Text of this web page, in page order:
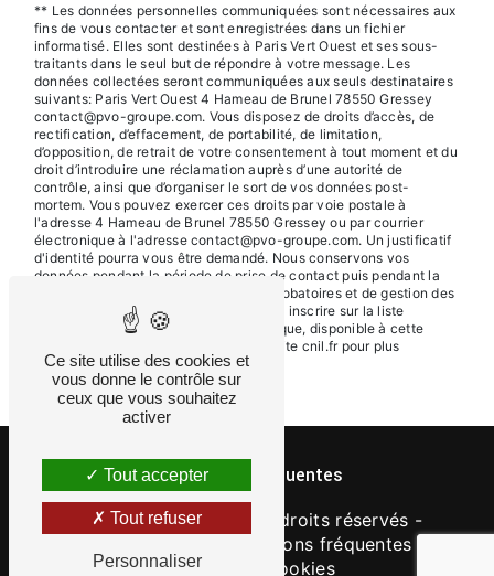
** Les données personnelles communiquées sont nécessaires aux
fins de vous contacter et sont enregistrées dans un fichier
informatisé. Elles sont destinées à Paris Vert Ouest et ses sous-
traitants dans le seul but de répondre à votre message. Les
données collectées seront communiquées aux seuls destinataires
suivants: Paris Vert Ouest 4 Hameau de Brunel 78550 Gressey
contact@pvo-groupe.com. Vous disposez de droits d’accès, de
rectification, d’effacement, de portabilité, de limitation,
d’opposition, de retrait de votre consentement à tout moment et du
droit d’introduire une réclamation auprès d’une autorité de
contrôle, ainsi que d’organiser le sort de vos données post-
mortem. Vous pouvez exercer ces droits par voie postale à
l'adresse 4 Hameau de Brunel 78550 Gressey ou par courrier
électronique à l'adresse contact@pvo-groupe.com. Un justificatif
d'identité pourra vous être demandé. Nous conservons vos
données pendant la période de prise de contact puis pendant la
durée de prescription légale aux fins probatoires et de gestion des
contentieux. Vous avez le droit de vous inscrire sur la liste
d'opposition au démarchage téléphonique, disponible à cette
. Consultez le site cnil.fr pour plus
d’informations sur vos droits.
Recherches fréquentes
Vistalid - 2026 - Tous droits réservés -
Questions fréquentes -
Gestion des cookies
Ce site utilise des cookies et
vous donne le contrôle sur
ceux que vous souhaitez
activer
Tout accepter
Tout refuser
Personnaliser